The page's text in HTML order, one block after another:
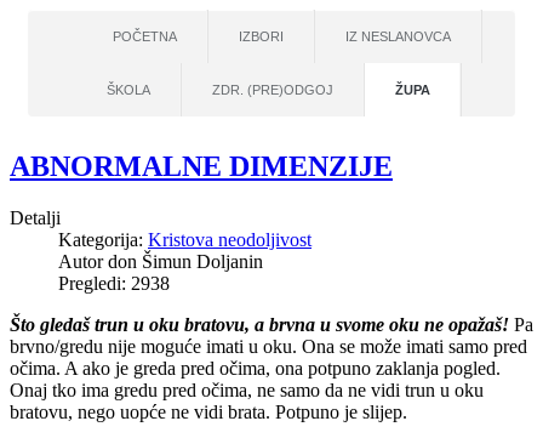
POČETNA IZBORI IZ NESLANOVCA
ŠKOLA ZDR. (PRE)ODGOJ ŽUPA
ABNORMALNE DIMENZIJE
Detalji
Kategorija: Kristova neodoljivost
Autordon Šimun Doljanin
Pregledi: 2938
Što gledaš trun u oku bratovu, a brvna u svome oku ne opažaš! Pa
brvno/gredu nije moguće imati u oku. Ona se može imati samo pred
očima. A ako je greda pred očima, ona potpuno zaklanja pogled.
Onaj tko ima gredu pred očima, ne samo da ne vidi trun u oku
bratovu, nego uopće ne vidi brata. Potpuno je slijep.